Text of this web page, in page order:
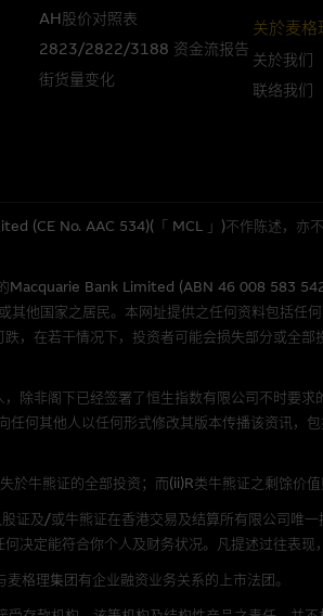
的内容及所介绍服务或产品是否准确或合适，不
站的连结，不应视为该第三者推介本网站。
复制此等网站的任何内容，因该等内容可能属他人
概不负责经由本网站使用或下载任何软件(不论
运作受干扰及盈利亏损)。
条款及条件以及发行商的财务与其他资料已载
需或为法律容许，阁下在获得麦格理集团的书
容。
AH股价对照表
2823/2822/3188 资金流报告
街货量变化
关於麦格
关於我们
联络我们
(CE No. AAC 534)(「 MCL 」)不作陈述，亦
Macquarie Bank Limited (ABN 46 008 583
他国家之居民。本网址提供之任何资料包括任
，在若干情况下，投资者可能会损失部分或全
除非阁下已经签署了恒生指数有限公司不时要
何其他人以任何形式修改其版本传播该资讯，
牛熊证的全部投资；而(ii)R类牛熊证之剩馀价值
及/或牛熊证在香港交易及结算所有限公司唯
定能符合你个人及财务状况。凡提述过往表现
麦格理集团有企业融资业务关系的上市法团。